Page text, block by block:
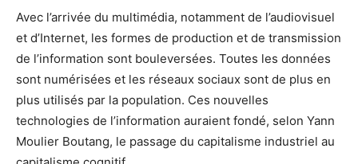
Avec l’arrivée du multimédia, notamment de l’audiovisuel
et d’Internet, les formes de production et de transmission
de l’information sont bouleversées. Toutes les données
sont numérisées et les réseaux sociaux sont de plus en
plus utilisés par la population. Ces nouvelles
technologies de l’information auraient fondé, selon Yann
Moulier Boutang, le passage du capitalisme industriel au